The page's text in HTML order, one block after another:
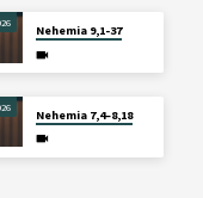
Nehemia 9,1-37
Nehemia 7,4–8,18